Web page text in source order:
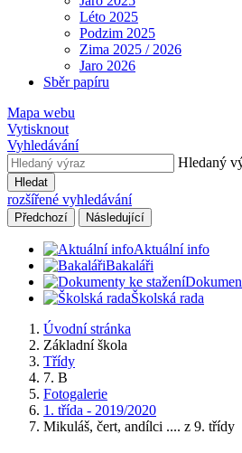
Léto 2025
Podzim 2025
Zima 2025 / 2026
Jaro 2026
Sběr papíru
Mapa webu
Vytisknout
Vyhledávání
Hledaný
Hledat
rozšířené vyhledávání
Předchozí Následující
Aktuální info
Bakaláři
Školská rada
Úvodní stránka
Základní škola
Třídy
7. B
Fotogalerie
1. třída - 2019/2020
Mikuláš, čert, andílci .... z 9. třídy